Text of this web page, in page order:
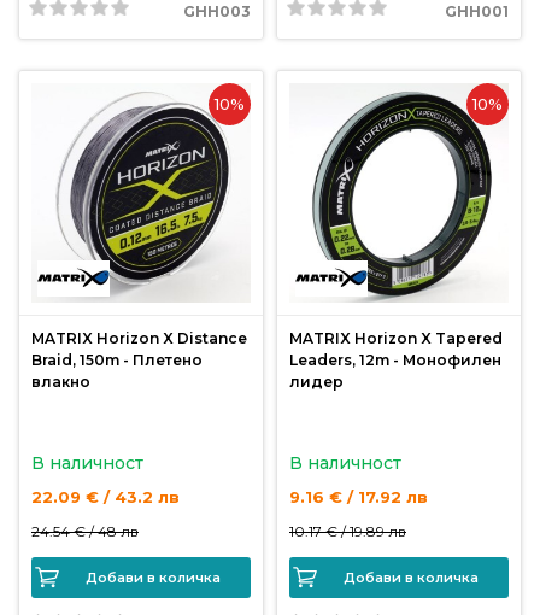
GHH003 GHH001
10%
MATRIX Horizon X Distance
Braid, 150m - Плетено
влакно
В наличност
22.09 € / 43.2 лв
24.54 € /48 лв
Добави в количка
10%
MATRIX Horizon X Tapered
Leaders, 12m - Монофилен
лидер
В наличност
9.16 € / 17.92 лв
10.17 € /19.89 лв
Добави в количка